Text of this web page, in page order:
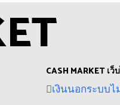
CASH MARKET
เงินนอกระบบ